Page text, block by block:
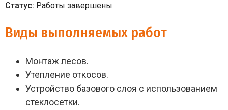
Статус: Работы завершены
Виды выполняемых работ
Монтаж лесов.
Утепление откосов.
Устройство базового слоя с использованием
стеклосетки.